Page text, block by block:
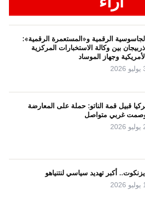
الرقمية و«المستعمرة الرقمية»:
بين وكالة الاستخبارات المركزية
وجهاز الموساد
قبيل قمة الناتو: حملة على المعارضة
غربي متواصل
أكبر تهديد سياسي لنتنياهو
1 يوليو 2026